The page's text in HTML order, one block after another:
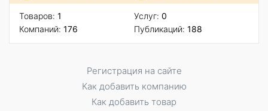
Товаров: 1
Компаний: 176
Услуг: 0
Публикаций: 188
Регистрация на сайте
Как добавить компанию
Как добавить товар